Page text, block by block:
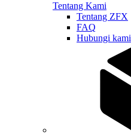
Tentang Kami
Tentang ZFX
FAQ
Hubungi kami